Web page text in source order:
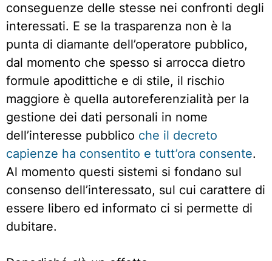
conseguenze delle stesse nei confronti degli
interessati. E se la trasparenza non è la
punta di diamante dell’operatore pubblico,
dal momento che spesso si arrocca dietro
formule apodittiche e di stile, il rischio
maggiore è quella autoreferenzialità per la
gestione dei dati personali in nome
dell’interesse pubblico che il decreto
capienze ha consentito e tutt’ora consente.
Al momento questi sistemi si fondano sul
consenso dell’interessato, sul cui carattere di
essere libero ed informato ci si permette di
dubitare.